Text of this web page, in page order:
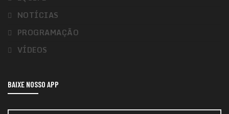
NOTÍCIAS
PROGRAMAÇÃO
VÍDEOS
BAIXE NOSSO APP